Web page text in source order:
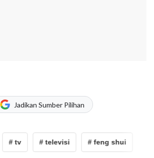
Jadikan Sumber Pilihan
# tv # televisi # feng shui